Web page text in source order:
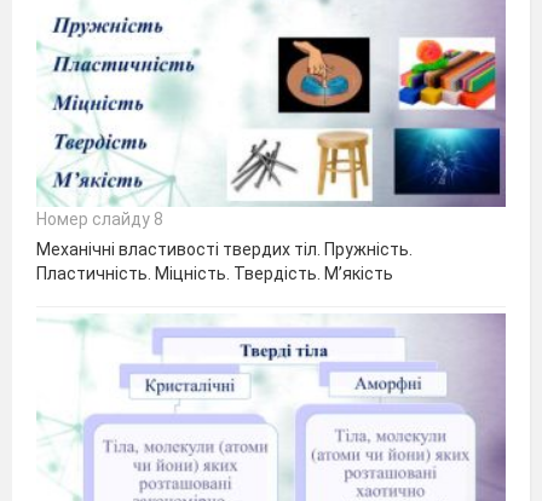
Номер слайду 8
Механічні властивості твердих тіл. Пружність.
Пластичність. Міцність. Твердість. М’якість